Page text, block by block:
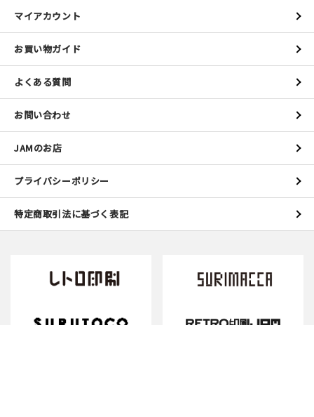
マイアカウント
お買い物ガイド
よくある質問
お問い合わせ
JAMのお店
プライバシーポリシー
特定商取引法に基づく表記